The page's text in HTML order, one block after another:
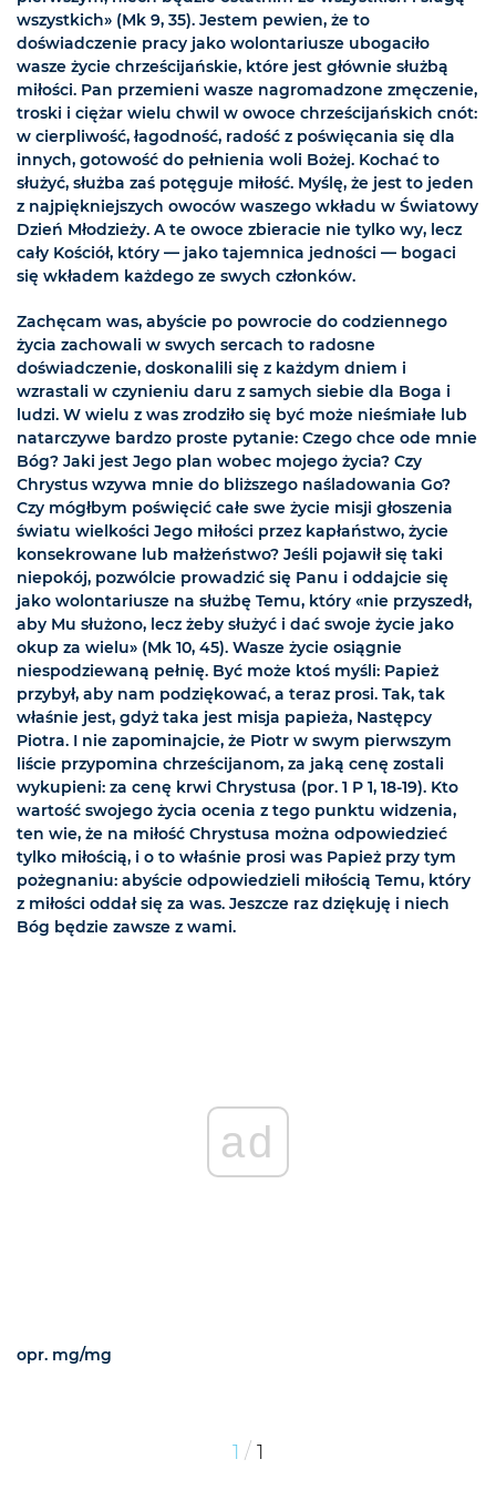
wszystkich» (Mk 9, 35). Jestem pewien, że to
doświadczenie pracy jako wolontariusze ubogaciło
wasze życie chrześcijańskie, które jest głównie służbą
miłości. Pan przemieni wasze nagromadzone zmęczenie,
troski i ciężar wielu chwil w owoce chrześcijańskich cnót:
w cierpliwość, łagodność, radość z poświęcania się dla
innych, gotowość do pełnienia woli Bożej. Kochać to
służyć, służba zaś potęguje miłość. Myślę, że jest to jeden
z najpiękniejszych owoców waszego wkładu w Światowy
Dzień Młodzieży. A te owoce zbieracie nie tylko wy, lecz
cały Kościół, który — jako tajemnica jedności — bogaci
się wkładem każdego ze swych członków.
Zachęcam was, abyście po powrocie do codziennego
życia zachowali w swych sercach to radosne
doświadczenie, doskonalili się z każdym dniem i
wzrastali w czynieniu daru z samych siebie dla Boga i
ludzi. W wielu z was zrodziło się być może nieśmiałe lub
natarczywe bardzo proste pytanie: Czego chce ode mnie
Bóg? Jaki jest Jego plan wobec mojego życia? Czy
Chrystus wzywa mnie do bliższego naśladowania Go?
Czy mógłbym poświęcić całe swe życie misji głoszenia
światu wielkości Jego miłości przez kapłaństwo, życie
konsekrowane lub małżeństwo? Jeśli pojawił się taki
niepokój, pozwólcie prowadzić się Panu i oddajcie się
jako wolontariusze na służbę Temu, który «nie przyszedł,
aby Mu służono, lecz żeby służyć i dać swoje życie jako
okup za wielu» (Mk 10, 45). Wasze życie osiągnie
niespodziewaną pełnię. Być może ktoś myśli: Papież
przybył, aby nam podziękować, a teraz prosi. Tak, tak
właśnie jest, gdyż taka jest misja papieża, Następcy
Piotra. I nie zapominajcie, że Piotr w swym pierwszym
liście przypomina chrześcijanom, za jaką cenę zostali
wykupieni: za cenę krwi Chrystusa (por. 1 P 1, 18-19). Kto
wartość swojego życia ocenia z tego punktu widzenia,
ten wie, że na miłość Chrystusa można odpowiedzieć
tylko miłością, i o to właśnie prosi was Papież przy tym
pożegnaniu: abyście odpowiedzieli miłością Temu, który
z miłości oddał się za was. Jeszcze raz dziękuję i niech
Bóg będzie zawsze z wami.
ad
opr. mg/mg
1 / 1